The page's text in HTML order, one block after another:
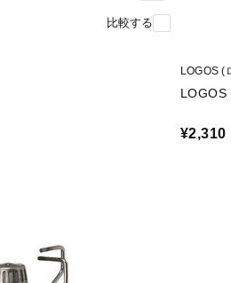
比較する
LOGOS (
LOGOS
¥2,310